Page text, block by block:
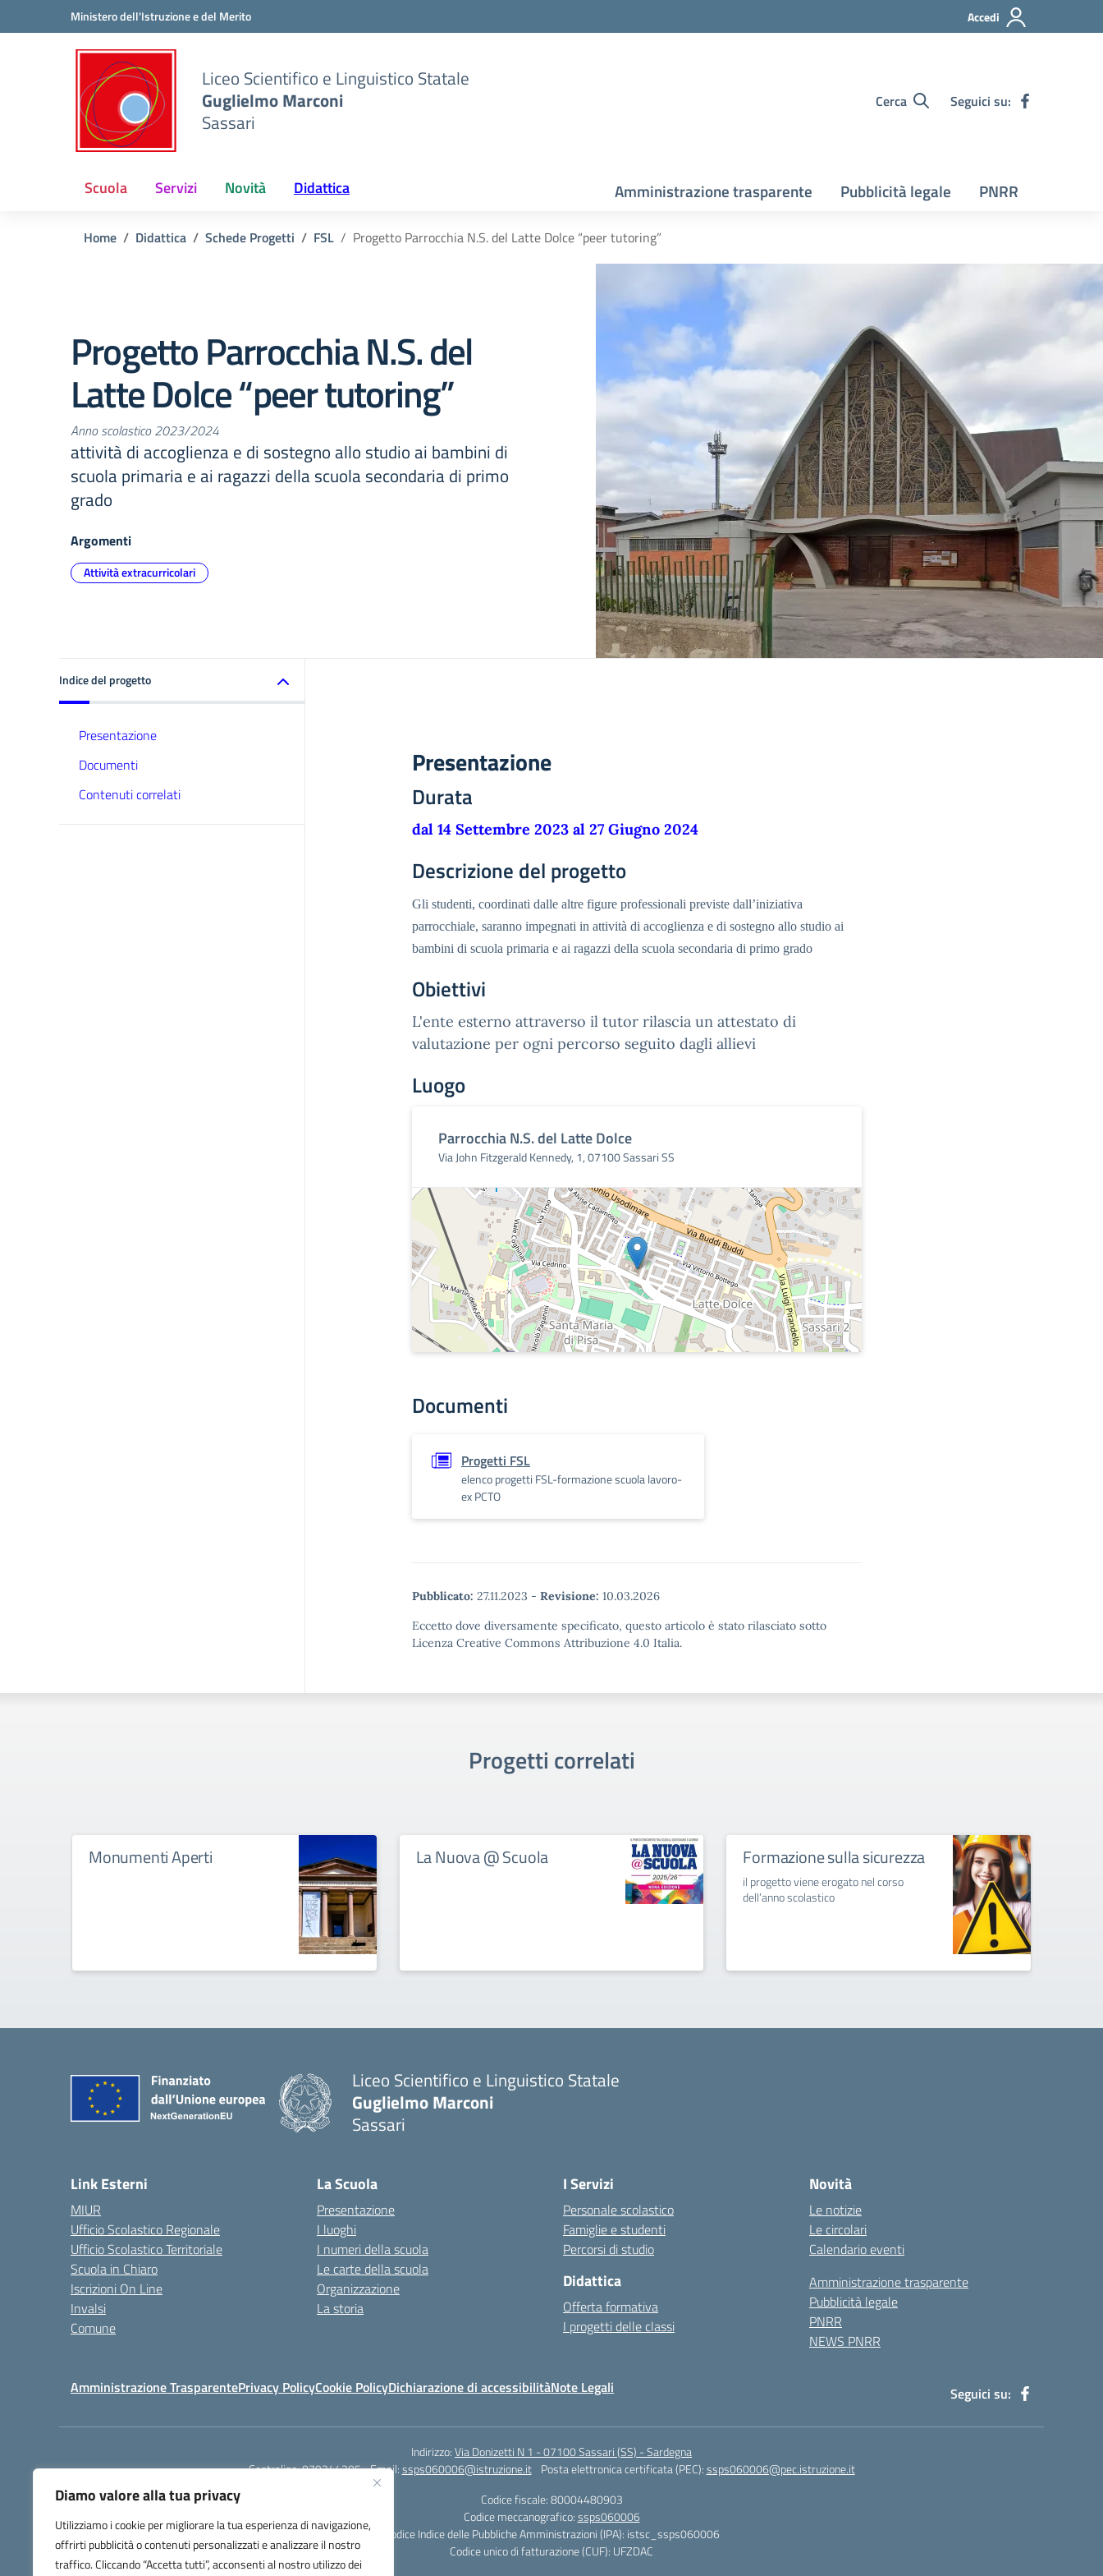
Diamo valore alla tua privacy
Utilizziamo i cookie per migliorare la tua esperienza di navigazione,
offrirti pubblicità o contenuti personalizzati e analizzare il nostro
traffico. Cliccando “Accetta tutti”, acconsenti al nostro utilizzo dei
Vai ai contenuti
Vai al menu di navigazioneMinistero dell'Istruzione e del Merito Accedi
Liceo Scientifico e Linguistico Statale
Guglielmo Marconi
Sassari
Cerca Seguici su:
Scuola Servizi Novità Didattica Amministrazione trasparente Pubblicità legale PNRR
Home Didattica Schede Progetti FSL Progetto Parrocchia N.S. del Latte Dolce “peer tutoring”
Progetto Parrocchia N.S. del
Latte Dolce “peer tutoring”
Anno scolastico 2023/2024
attività di accoglienza e di sostegno allo studio ai bambini di
scuola primaria e ai ragazzi della scuola secondaria di primo
grado
Argomenti
Attività extracurricolari
Indice del progetto
Presentazione
Documenti
Contenuti correlati
Presentazione
Durata
dal 14 Settembre 2023 al 27 Giugno 2024
Descrizione del progetto
Gli studenti, coordinati dalle altre figure professionali previste dall’iniziativa
parrocchiale, saranno impegnati in attività di accoglienza e di sostegno allo studio ai
bambini di scuola primaria e ai ragazzi della scuola secondaria di primo grado
Obiettivi
L'ente esterno attraverso il tutor rilascia un attestato di
valutazione per ogni percorso seguito dagli allievi
Luogo
Parrocchia N.S. del Latte Dolce
Via John Fitzgerald Kennedy, 1, 07100 Sassari SS
Documenti
Progetti FSL
elenco progetti FSL-formazione scuola lavoro-
ex PCTO
Pubblicato: 27.11.2023 - Revisione: 10.03.2026
Eccetto dove diversamente specificato, questo articolo è stato rilasciato sotto
Licenza Creative Commons Attribuzione 4.0 Italia.
Progetti correlati
Monumenti Aperti La Nuova @ Scuola Formazione sulla sicurezza
il progetto viene erogato nel corso
dell’anno scolastico
Liceo Scientifico e Linguistico Statale
Guglielmo Marconi
Sassari
Link Esterni
MIUR
Ufficio Scolastico Regionale
Ufficio Scolastico Territoriale
Scuola in Chiaro
Iscrizioni On Line
Invalsi
Comune
La Scuola
Presentazione
I luoghi
I numeri della scuola
Le carte della scuola
Organizzazione
La storia
I Servizi
Personale scolastico
Famiglie e studenti
Percorsi di studio
Didattica
Offerta formativa
I progetti delle classi
Novità
Le notizie
Le circolari
Calendario eventi
Amministrazione trasparente
Pubblicità legale
PNRR
NEWS PNRR
Amministrazione TrasparentePrivacy PolicyCookie PolicyDichiarazione di accessibilitàNote Legali Seguici su:
Indirizzo:Via Donizetti N 1 - 07100 Sassari (SS) - Sardegna
Centralino:079244305 Email:ssps060006@istruzione.it Posta elettronica certificata (PEC):ssps060006@pec.istruzione.it
Codice fiscale: 80004480903
Codice meccanografico:ssps060006
Codice Indice delle Pubbliche Amministrazioni (IPA): istsc_ssps060006
Codice unico di fatturazione (CUF): UFZDAC